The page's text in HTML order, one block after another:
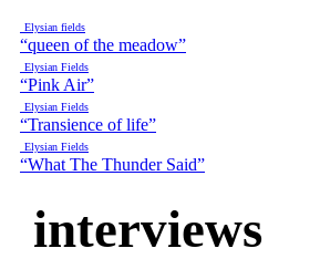
Elysian fields
“queen of the meadow”
Elysian Fields
“Pink Air”
Elysian Fields
“Transience of life”
Elysian Fields
“What The Thunder Said”
interviews